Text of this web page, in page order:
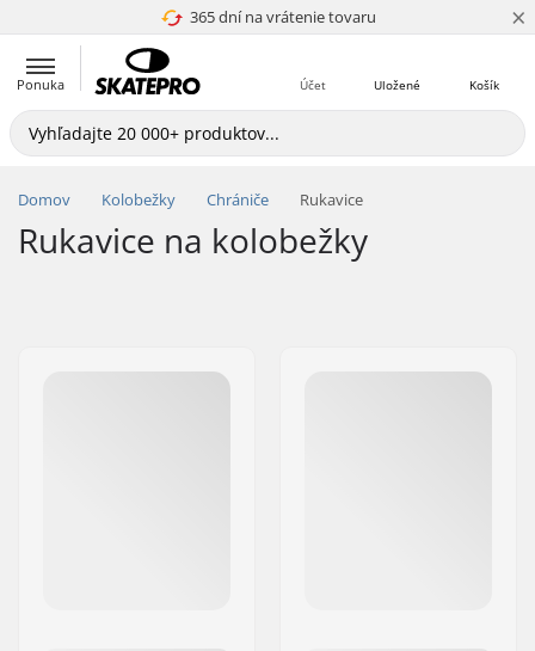
365 dní na vrátenie tovaru
4.8 z 5 ×
Ponuka Košík
Uložené
Účet
Domov Kolobežky Chrániče Rukavice
Rukavice na kolobežky